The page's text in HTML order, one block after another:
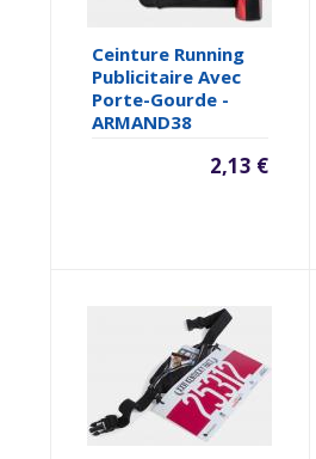
Ceinture Running
Publicitaire Avec
Porte-Gourde -
ARMAND38
2,13 €